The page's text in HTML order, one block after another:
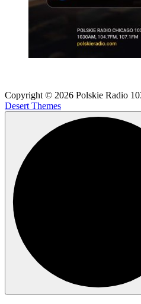
Copyright © 2026 Polskie Radio
Desert Themes